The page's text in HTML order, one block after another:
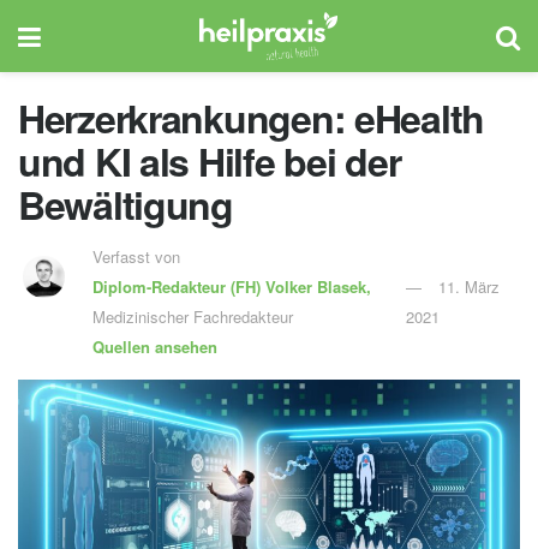
Herzerkrankungen: eHealth
und KI als Hilfe bei der
Bewältigung
Verfasst von
Diplom-Redakteur (FH) Volker Blasek,
Medizinischer Fachredakteur
Quellen ansehen
11. März
2021